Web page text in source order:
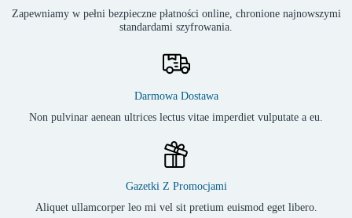
Zapewniamy w pełni bezpieczne płatności online, chronione najnowszymi
standardami szyfrowania.
Darmowa Dostawa
Non pulvinar aenean ultrices lectus vitae imperdiet vulputate a eu.
Gazetki Z Promocjami
Aliquet ullamcorper leo mi vel sit pretium euismod eget libero.